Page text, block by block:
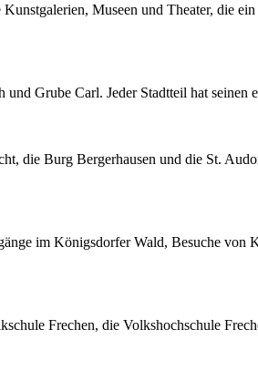
Museen und Theater, die
Grube Carl. Jeder Stadtteil hat
die Burg Bergerhausen und die St.
im Königsdorfer Wald, Besuche von
Frechen, die Volkshochschule